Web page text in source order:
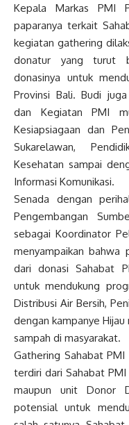
Kepala Markas PMI
paparanya terkait
kegiatan gathering
donatur yang turut
donasinya untuk
Provinsi Bali. Budi
dan Kegiatan PMI
Kesiapsiagaan dan
Sukarelawan,
Kesehatan sampai
Informasi Komunikasi.
Senada dengan
Pengembangan
sebagai Koordinator
menyampaikan bahwa
dari donasi Sahabat
untuk mendukung
Distribusi Air Bersih,
dengan kampanye
sampah di masyarakat.
Gathering Sahabat
terdiri dari Sahabat
maupun unit Donor
potensial untuk